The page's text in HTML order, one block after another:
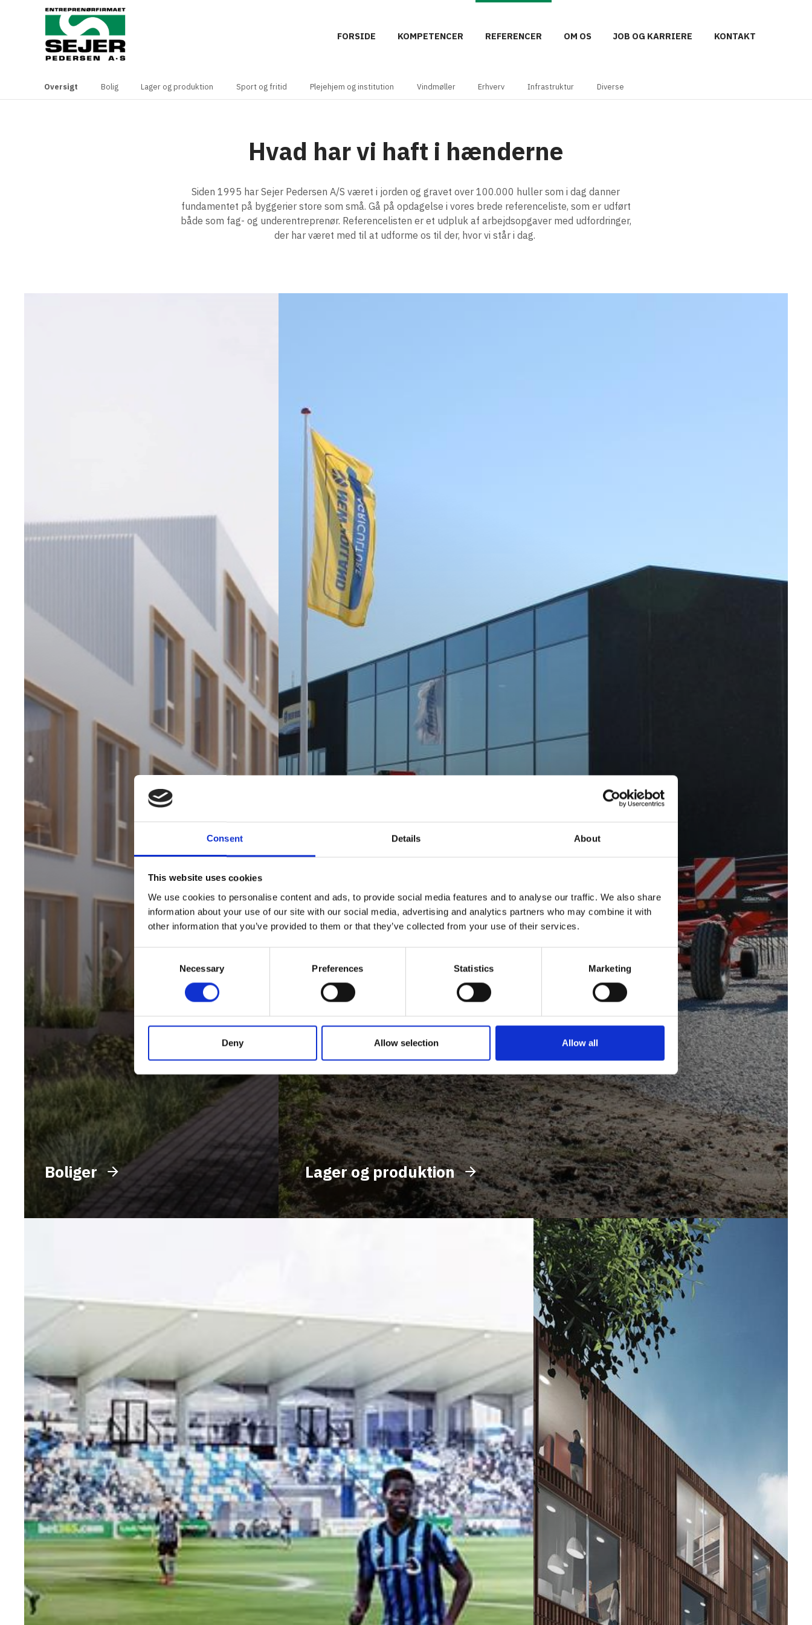
Consent Details About
This website uses cookies
We use cookies to personalise content and ads, to provide social media features and to analyse our traffic. We also share
information about your use of our site with our social media, advertising and analytics partners who may combine it with
other information that you’ve provided to them or that they’ve collected from your use of their services.
Necessary Preferences Statistics Marketing
Deny Allow selection Allow all
FORSIDE KOMPETENCER REFERENCER OM OS JOB OG KARRIERE KONTAKT
Oversigt Bolig Lager og produktion Sport og fritid Plejehjem og institution Vindmøller Erhverv Infrastruktur Diverse
Hvad har vi haft i hænderne
Siden 1995 har Sejer Pedersen A/S været i jorden og gravet over 100.000 huller som i dag danner
fundamentet på byggerier store som små. Gå på opdagelse i vores brede referenceliste, som er udført
både som fag- og underentreprenør. Referencelisten er et udpluk af arbejdsopgaver med udfordringer,
der har været med til at udforme os til der, hvor vi står i dag.
Boliger Lager og produktion